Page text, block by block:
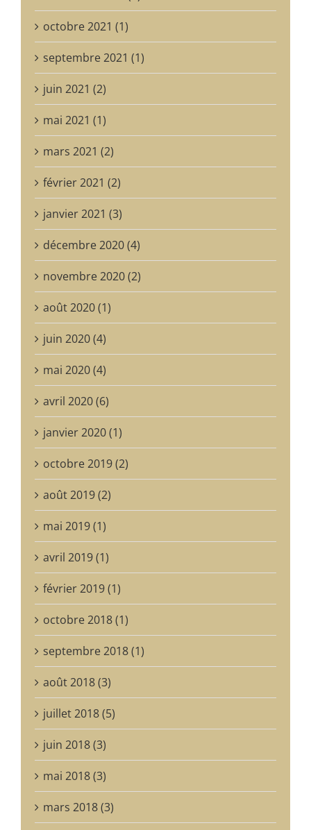
octobre 2021 (1)
septembre 2021 (1)
juin 2021 (2)
mai 2021 (1)
mars 2021 (2)
février 2021 (2)
janvier 2021 (3)
décembre 2020 (4)
novembre 2020 (2)
août 2020 (1)
juin 2020 (4)
mai 2020 (4)
avril 2020 (6)
janvier 2020 (1)
octobre 2019 (2)
août 2019 (2)
mai 2019 (1)
avril 2019 (1)
février 2019 (1)
octobre 2018 (1)
septembre 2018 (1)
août 2018 (3)
juillet 2018 (5)
juin 2018 (3)
mai 2018 (3)
mars 2018 (3)